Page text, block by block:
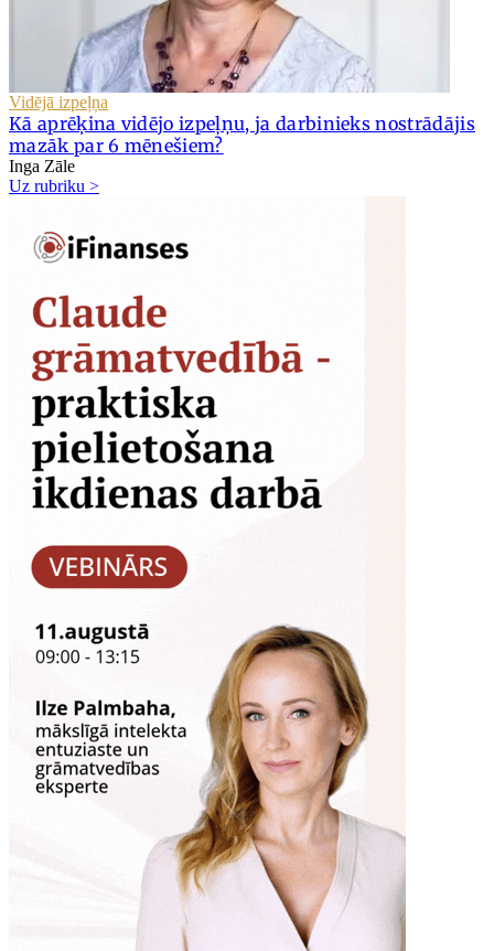
Vidējā izpeļņa
Kā aprēķina vidējo izpeļņu, ja darbinieks nostrādājis
mazāk par 6 mēnešiem?
Inga Zāle
Uz rubriku >